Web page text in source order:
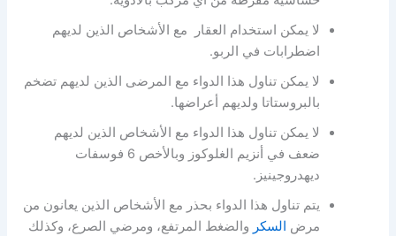
لا يمكن استخدام العقار مع الأشخاص الذين لديهم
اضطرابات في الربو.
لا يمكن تناول هذا الدواء مع المرضى الذين لديهم تضخم
بالبروستاتا ولديهم أعراضها.
لا يمكن تناول هذا الدواء مع الأشخاص الذين لديهم
ضعف في أنزيم الغلوكوز وبالأخص 6 فوسفات
ديهدروجينيز.
يتم تناول هذا الدواء بحذر مع الأشخاص الذين يعانون من
مرض السكر والضغط المرتفع، ومرضي الصرع، وكذلك